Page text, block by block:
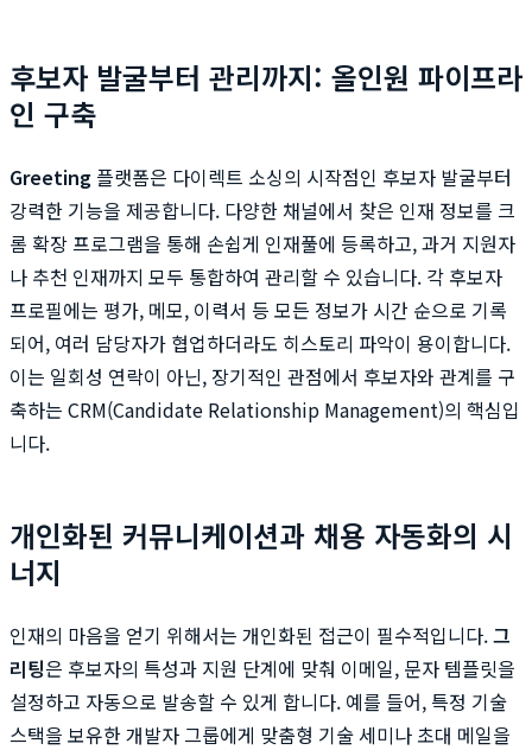
후보자 발굴부터 관리까지: 올인원 파이프라
인 구축
Greeting 플랫폼은 다이렉트 소싱의 시작점인 후보자 발굴부터
강력한 기능을 제공합니다. 다양한 채널에서 찾은 인재 정보를 크
롬 확장 프로그램을 통해 손쉽게 인재풀에 등록하고, 과거 지원자
나 추천 인재까지 모두 통합하여 관리할 수 있습니다. 각 후보자
프로필에는 평가, 메모, 이력서 등 모든 정보가 시간 순으로 기록
되어, 여러 담당자가 협업하더라도 히스토리 파악이 용이합니다.
이는 일회성 연락이 아닌, 장기적인 관점에서 후보자와 관계를 구
축하는 CRM(Candidate Relationship Management)의 핵심입
니다.
개인화된 커뮤니케이션과 채용 자동화의 시
너지
인재의 마음을 얻기 위해서는 개인화된 접근이 필수적입니다.그
리팅은 후보자의 특성과 지원 단계에 맞춰 이메일, 문자 템플릿을
설정하고 자동으로 발송할 수 있게 합니다. 예를 들어, 특정 기술
스택을 보유한 개발자 그룹에게 맞춤형 기술 세미나 초대 메일을